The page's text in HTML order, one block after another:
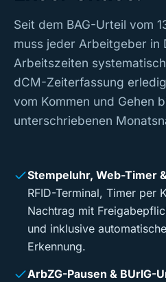
Seit dem BAG-Urteil vom
muss jeder Arbeitgeber in
Arbeitszeiten
dCM-Zeiterfassung
vom Kommen und Gehen
unterschriebenen
Stempeluhr, Web-Timer
RFID-Terminal, Timer per
Nachtrag mit
und inklusive
Erkennung.
ArbZG-Pausen & BUrlG-